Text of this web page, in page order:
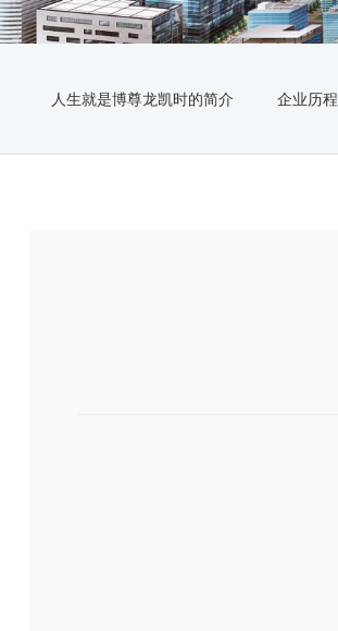
人生就是博尊龙凯时的简介 企业历程